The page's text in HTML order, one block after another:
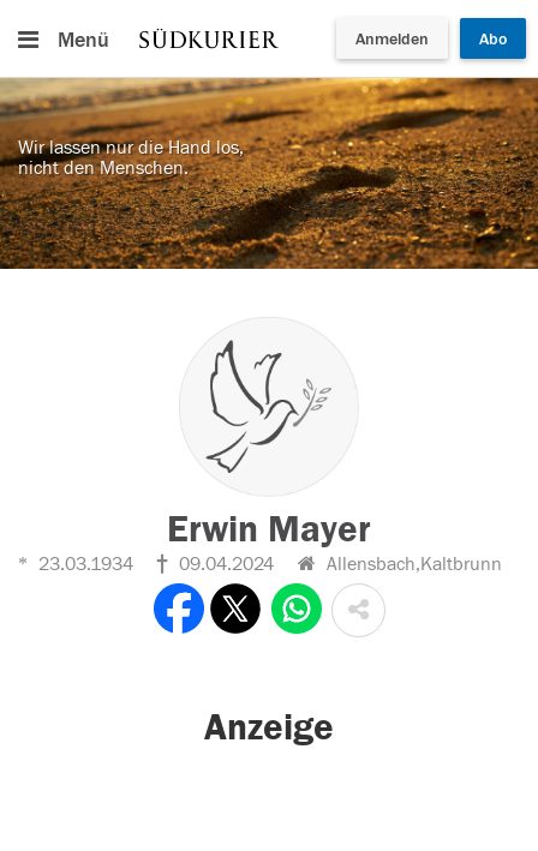
Menü Anmelden Abo
Wir lassen nur die Hand los,
nicht den Menschen.
Erwin Mayer
23.03.1934 09.04.2024 Allensbach,Kaltbrunn
Anzeige